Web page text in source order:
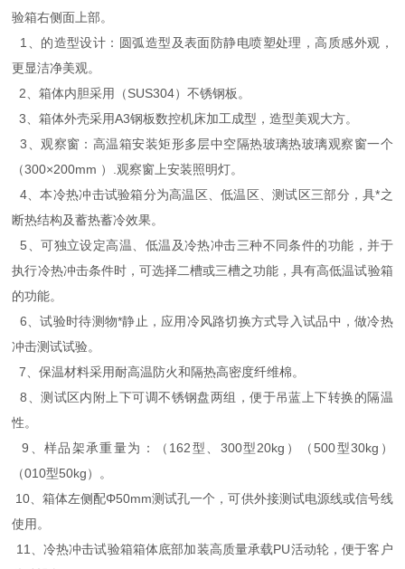
验箱右侧面上部。
1、的造型设计：圆弧造型及表面防静电喷塑处理，高质感外观，
更显洁净美观。
2、箱体内胆采用（SUS304）不锈钢板。
3、箱体外壳采用A3钢板数控机床加工成型，造型美观大方。
3、观察窗：高温箱安装矩形多层中空隔热玻璃热玻璃观察窗一个
（300×200mm ）.观察窗上安装照明灯。
4、本冷热冲击试验箱分为高温区、低温区、测试区三部分，具*之
断热结构及蓄热蓄冷效果。
5、可独立设定高温、低温及冷热冲击三种不同条件的功能，并于
执行冷热冲击条件时，可选择二槽或三槽之功能，具有高低温试验箱
的功能。
6、试验时待测物*静止，应用冷风路切换方式导入试品中，做冷热
冲击测试试验。
7、保温材料采用耐高温防火和隔热高密度纤维棉。
8、测试区内附上下可调不锈钢盘两组，便于吊蓝上下转换的隔温
性。
9、样品架承重量为：（162型、300型20kg）（500型30kg）
（010型50kg）。
10、箱体左侧配Φ50mm测试孔一个，可供外接测试电源线或信号线
使用。
11、冷热冲击试验箱箱体底部加装高质量承载PU活动轮，便于客户